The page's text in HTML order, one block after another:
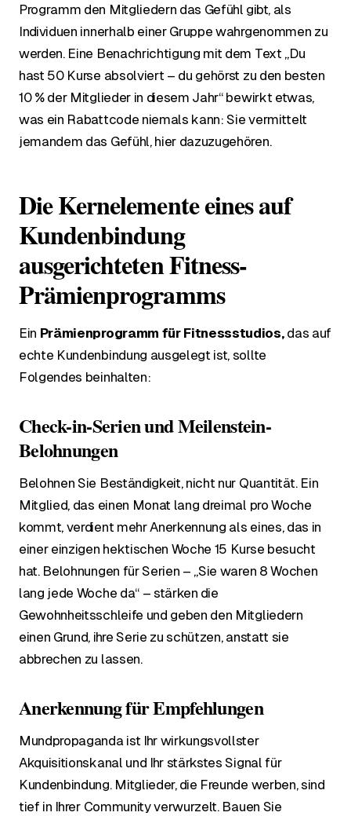
Programm den Mitgliedern das Gefühl gibt, als
Individuen innerhalb einer Gruppe wahrgenommen zu
werden. Eine Benachrichtigung mit dem Text „Du
hast 50 Kurse absolviert – du gehörst zu den besten
10 % der Mitglieder in diesem Jahr“ bewirkt etwas,
was ein Rabattcode niemals kann: Sie vermittelt
jemandem das Gefühl, hier dazuzugehören.
Die Kernelemente eines auf
Kundenbindung
ausgerichteten Fitness-
Prämienprogramms
Ein Prämienprogramm für Fitnessstudios,das auf
echte Kundenbindung ausgelegt ist, sollte
Folgendes beinhalten:
Check-in-Serien und Meilenstein-
Belohnungen
Belohnen Sie Beständigkeit, nicht nur Quantität. Ein
Mitglied, das einen Monat lang dreimal pro Woche
kommt, verdient mehr Anerkennung als eines, das in
einer einzigen hektischen Woche 15 Kurse besucht
hat. Belohnungen für Serien – „Sie waren 8 Wochen
lang jede Woche da“ – stärken die
Gewohnheitsschleife und geben den Mitgliedern
einen Grund, ihre Serie zu schützen, anstatt sie
abbrechen zu lassen.
Anerkennung für Empfehlungen
Mundpropaganda ist Ihr wirkungsvollster
Akquisitionskanal und Ihr stärkstes Signal für
Kundenbindung. Mitglieder, die Freunde werben, sind
tief in Ihrer Community verwurzelt. Bauen Sie